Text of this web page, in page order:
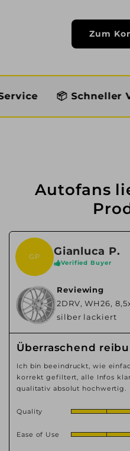
Zum
Schneller Versand
Autofans
GP Gianluca P.
Verified Buyer
Reviewing
2DRV, WH26,
silber lackiert
Überraschend
Ich bin beeindruckt, wie
korrekt gefiltert, alle Infos
qualitativ absolut hochwertig.
Quality
Ease of Use